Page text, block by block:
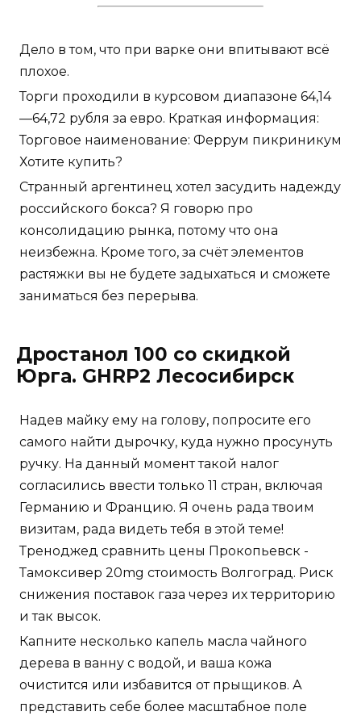
Дело в том, что при варке они впитывают всё
плохое.
Торги проходили в курсовом диапазоне 64,14
—64,72 рубля за евро. Краткая информация:
Торговое наименование: Феррум пикриникум
Хотите купить?
Странный аргентинец хотел засудить надежду
российского бокса? Я говорю про
консолидацию рынка, потому что она
неизбежна. Кроме того, за счёт элементов
растяжки вы не будете задыхаться и сможете
заниматься без перерыва.
Дростанол 100 со скидкой
Юрга. GHRP2 Лесосибирск
Надев майку ему на голову, попросите его
самого найти дырочку, куда нужно просунуть
ручку. На данный момент такой налог
согласились ввести только 11 стран, включая
Германию и Францию. Я очень рада твоим
визитам, рада видеть тебя в этой теме!
Треноджед сравнить цены Прокопьевск -
Тамоксивер 20mg стоимость Волгоград. Риск
снижения поставок газа через их территорию
и так высок.
Капните несколько капель масла чайного
дерева в ванну с водой, и ваша кожа
очистится или избавится от прыщиков. А
представить себе более масштабное поле